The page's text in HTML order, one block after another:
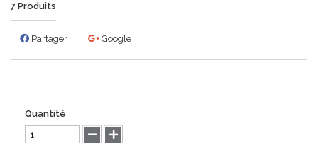
7 Produits
Partager Google+
Quantité